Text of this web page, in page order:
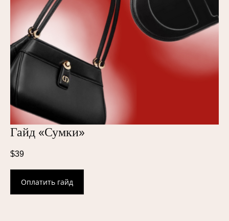
Гайд «Сумки»
$39
Оплатить гайд